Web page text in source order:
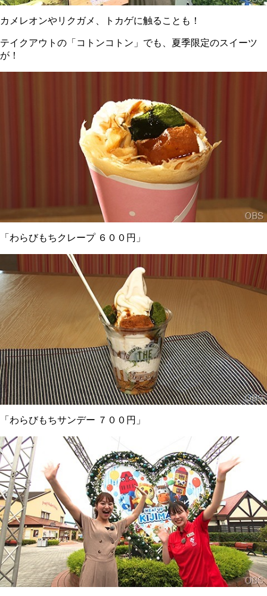
カメレオンやリクガメ、トカゲに触ることも！
テイクアウトの「コトンコトン」でも、夏季限定のスイーツ
が！
「わらびもちクレープ ６００円」
「わらびもちサンデー ７００円」